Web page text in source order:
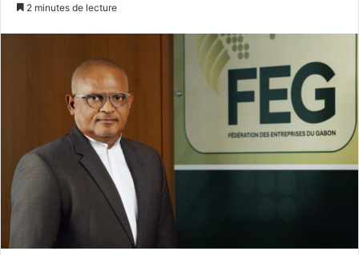
e
r
u
n
u
r
i
2 minutes de lecture